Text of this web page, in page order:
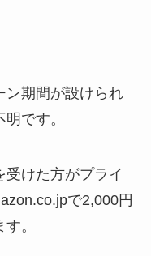
ン期間が設けられ
です。
受けた方がプライ
で2,000円
。